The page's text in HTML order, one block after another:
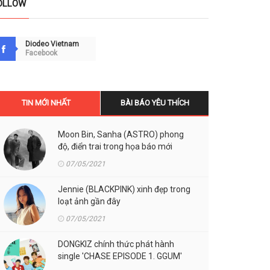
Diodeo Vietnam
Facebook
TIN MỚI NHẤT BÀI BÁO YÊU THÍCH
Moon Bin, Sanha (ASTRO) phong
độ, điển trai trong họa báo mới
07/05/2021
Jennie (BLACKPINK) xinh đẹp trong
loạt ảnh gần đây
07/05/2021
DONGKIZ chính thức phát hành
single 'CHASE EPISODE 1. GGUM'